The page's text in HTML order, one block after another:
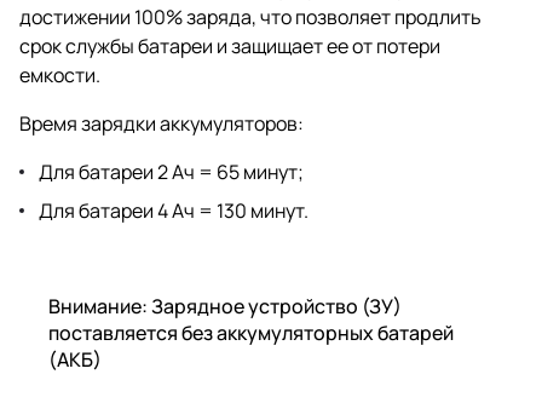
достижении 100% заряда, что позволяет продлить
срок службы батареи и защищает ее от потери
емкости.
Время зарядки аккумуляторов:
Для батареи 2 Ач = 65 минут;
Для батареи 4 Ач = 130 минут.
Внимание: Зарядное устройство (ЗУ)
поставляется без аккумуляторных батарей
(АКБ)